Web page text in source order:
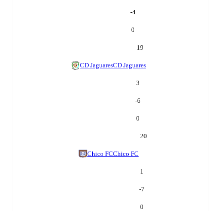
-4
0
19
CD JaguaresCD Jaguares
3
-6
0
20
Chico FCChico FC
1
-7
0